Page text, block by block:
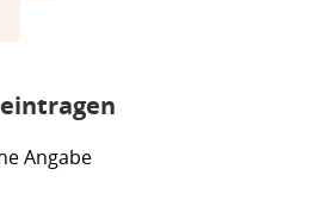
Angabe